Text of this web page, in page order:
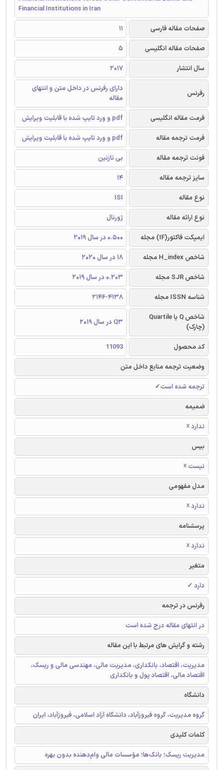
Financial Institutions in Iran
صفحات مقاله فارسی
11
صفحات مقاله انگلیسی
5
سال انتشار
2017
رفرنس
دارای رفرنس در داخل متن و انتهای
مقاله
فرمت مقاله انگلیسی
pdf و ورد تایپ شده با قابلیت ویرایش
فرمت ترجمه مقاله
pdf و ورد تایپ شده با قابلیت ویرایش
فونت ترجمه مقاله
بی نازنین
سایز ترجمه مقاله
14
نوع مقاله
ISI
نوع ارائه مقاله
ژورنال
ایمپکت فاکتور(IF) مجله
0.500 در سال 2019
شاخص H_index مجله
18 در سال 2020
شاخص SJR مجله
0.203 در سال 2019
شناسه ISSN مجله
2146-4138
شاخص Q یا Quartile
(چارک)
Q3 در سال 2019
کد محصول
11093
وضعیت ترجمه منابع داخل متن
ترجمه شده است✓
ضمیمه
ندارد ☓
بیس
نیست ☓
مدل مفهومی
ندارد ☓
پرسشنامه
ندارد ☓
متغیر
دارد ✓
رفرنس در ترجمه
در انتهای مقاله درج شده است
رشته و گرایش های مرتبط با این مقاله
مدیریت، اقتصاد، بانکداری، مدیریت مالی، مهندسی مالی و ریسک،
اقتصاد مالی، اقتصاد پول و بانکداری
دانشگاه
گروه مدیریت، گروه فیروزآباد، دانشگاه آزاد اسلامی، فیروزآباد، ایران
کلمات کلیدی
مدیریت ریسک؛ بانک‌ها؛ مؤسسات مالی وام‌دهنده بدون بهره